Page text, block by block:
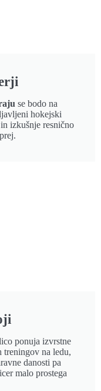
se bodo na
hokejski
izkušnje resnično
ponuja izvrstne
treningov na ledu,
danosti pa
malo prostega